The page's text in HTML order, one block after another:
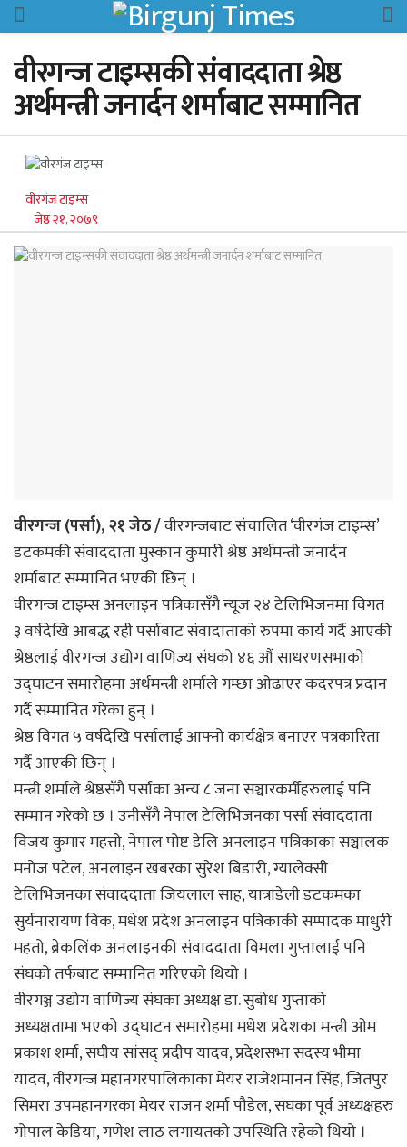
वीरगन्ज टाइम्सकी संवाददाता श्रेष्ठ
अर्थमन्त्री जनार्दन शर्माबाट सम्मानित
वीरगंज टाइम्स
जेष्ठ २१, २०७९
वीरगन्ज (पर्सा), २१ जेठ /वीरगन्जबाट संचालित ‘वीरगंज टाइम्स’
डटकमकी संवाददाता मुस्कान कुमारी श्रेष्ठ अर्थमन्त्री जनार्दन
शर्माबाट सम्मानित भएकी छिन् ।
वीरगन्ज टाइम्स अनलाइन पत्रिकासँगै न्यूज २४ टेलिभिजनमा विगत
३ वर्षदेखि आबद्ध रही पर्साबाट संवादाताको रुपमा कार्य गर्दै आएकी
श्रेष्ठलाई वीरगन्ज उद्योग वाणिज्य संघको ४६ औं साधरणसभाको
उद्घाटन समारोहमा अर्थमन्त्री शर्माले गम्छा ओढाएर कदरपत्र प्रदान
गर्दै सम्मानित गरेका हुन् ।
श्रेष्ठ विगत ५ वर्षदेखि पर्सालाई आफ्नो कार्यक्षेत्र बनाएर पत्रकारिता
गर्दै आएकी छिन् ।
मन्त्री शर्माले श्रेष्ठसँगै पर्साका अन्य ८ जना सञ्चारकर्मीहरुलाई पनि
सम्मान गरेको छ । उनीसँगै नेपाल टेलिभिजनका पर्सा संवाददाता
विजय कुमार महत्तो, नेपाल पोष्ट डेलि अनलाइन पत्रिकाका सञ्चालक
मनोज पटेल, अनलाइन खबरका सुरेश बिडारी, ग्यालेक्सी
टेलिभिजनका संवाददाता जियलाल साह, यात्राडेली डटकमका
सुर्यनारायण विक, मधेश प्रदेश अनलाइन पत्रिकाकी सम्पादक माधुरी
महतो, ब्रेकलिंक अनलाइनकी संवाददाता विमला गुप्तालाई पनि
संघको तर्फबाट सम्मानित गरिएको थियो ।
वीरगञ्ज उद्योग वाणिज्य संघका अध्यक्ष डा. सुबोध गुप्ताको
अध्यक्षतामा भएको उद्घाटन समारोहमा मधेश प्रदेशका मन्त्री ओम
प्रकाश शर्मा, संघीय सांसद् प्रदीप यादव, प्रदेशसभा सदस्य भीमा
यादव, वीरगन्ज महानगरपालिकाका मेयर राजेशमानन सिंह, जितपुर
सिमरा उपमहानगरका मेयर राजन शर्मा पौडेल, संघका पूर्व अध्यक्षहरु
गोपाल केडिया, गणेश लाठ लगायतको उपस्थिति रहेको थियो ।